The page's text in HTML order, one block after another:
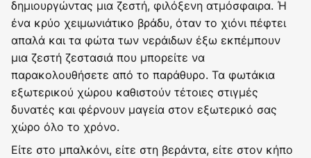
δημιουργώντας μια ζεστή, φιλόξενη ατμόσφαιρα. Ή
ένα κρύο χειμωνιάτικο βράδυ, όταν το χιόνι πέφτει
απαλά και τα φώτα των νεράιδων έξω εκπέμπουν
μια ζεστή ζεστασιά που μπορείτε να
παρακολουθήσετε από το παράθυρο. Τα φωτάκια
εξωτερικού χώρου καθιστούν τέτοιες στιγμές
δυνατές και φέρνουν μαγεία στον εξωτερικό σας
χώρο όλο το χρόνο.
Είτε στο μπαλκόνι, είτε στη βεράντα, είτε στον κήπο